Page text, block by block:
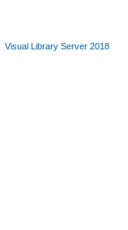
Visual Library Server 2018